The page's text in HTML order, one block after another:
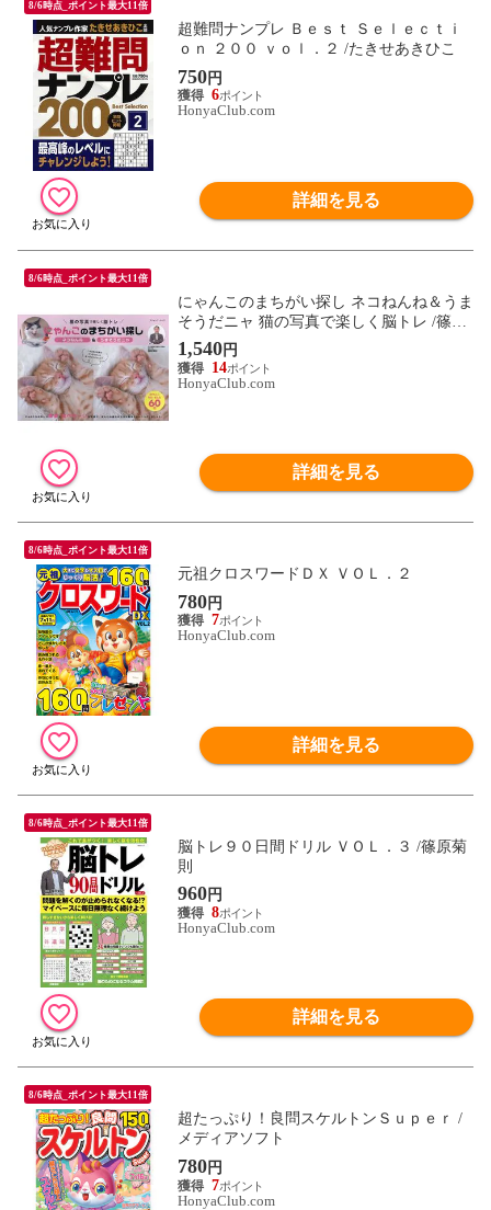
8/6時点_ポイント最大11倍
超難問ナンプレ Ｂｅｓｔ Ｓｅｌｅｃｔｉ
ｏｎ ２００ ｖｏｌ．２ /たきせあきひこ
750円
6
HonyaClub.com
詳細を見る
8/6時点_ポイント最大11倍
にゃんこのまちがい探し ネコねんね＆うま
そうだニャ 猫の写真で楽しく脳トレ /篠原
菊紀
1,540円
14
HonyaClub.com
詳細を見る
8/6時点_ポイント最大11倍
元祖クロスワードＤＸ ＶＯＬ．２
780円
7
HonyaClub.com
詳細を見る
8/6時点_ポイント最大11倍
脳トレ９０日間ドリル ＶＯＬ．３ /篠原菊
則
960円
8
HonyaClub.com
詳細を見る
8/6時点_ポイント最大11倍
超たっぷり！良問スケルトンＳｕｐｅｒ /
メディアソフト
780円
7
HonyaClub.com